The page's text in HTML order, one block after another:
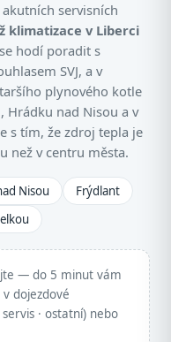
servisních
klimatizace v Liberci
hodí poradit s
SVJ, a v
plynového kotle
Hrádku nad Nisou a v
s tím, že zdroj tepla je
než v centru města.
Nisou
Frýdlant
— do 5 minut vám
dojezdové
servis · ostatní) nebo